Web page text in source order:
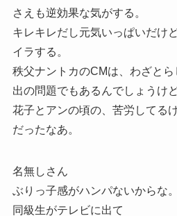
さえも逆効果な気がする。
キレキレだし元気いっぱいだけ
イラする。
秩父ナントカのCMは、わざと
出の問題でもあるんでしょうけ
花子とアンの頃の、苦労してる
だったなあ。
名無しさん
ぶりっ子感がハンパないからな。
同級生がテレビに出て